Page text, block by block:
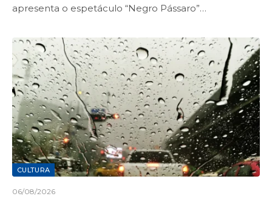
apresenta o espetáculo “Negro Pássaro”…
CULTURA
06/08/2026